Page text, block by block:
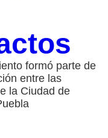
formó parte de
entre las
la Ciudad de